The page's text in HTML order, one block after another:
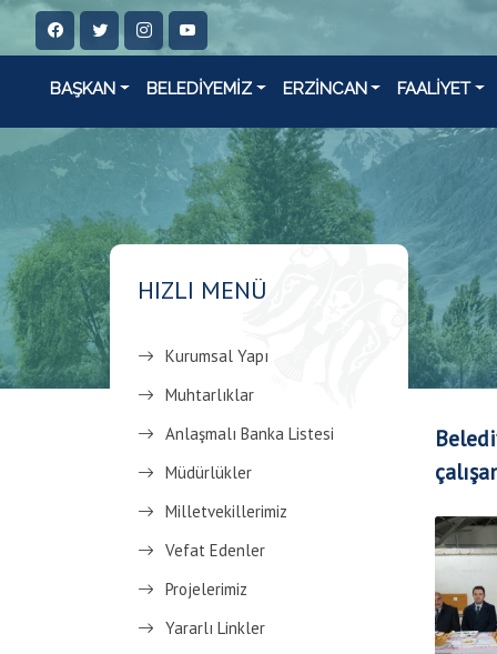
BAŞKAN BELEDİYEMİZ ERZİNCAN FAALİYET
HIZLI MENÜ
Kurumsal Yapı
Muhtarlıklar
Anlaşmalı Banka Listesi
Müdürlükler
Milletvekillerimiz
Vefat Edenler
Projelerimiz
Yararlı Linkler